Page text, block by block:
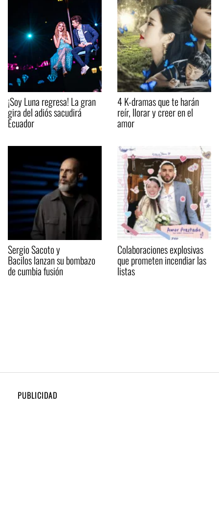
¡Soy Luna regresa! La gran
gira del adiós sacudirá
Ecuador
4 K-dramas que te harán
reír, llorar y creer en el
amor
Sergio Sacoto y
Bacilos lanzan su bombazo
de cumbia fusión
Colaboraciones explosivas
que prometen incendiar las
listas
PUBLICIDAD